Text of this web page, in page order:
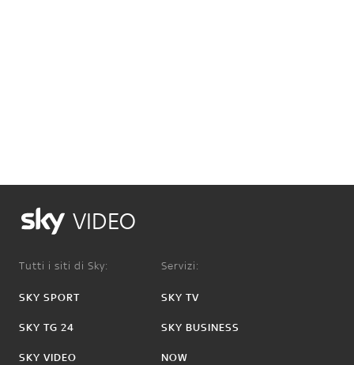
VIDEO
Tutti i siti di Sky:
SKY SPORT
SKY TG 24
SKY VIDEO
Servizi:
SKY TV
SKY BUSINESS
NOW